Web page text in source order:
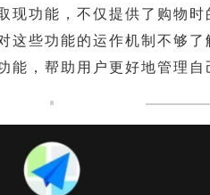
现功能，不仅提供了购物
这些功能的运作机制不够
，帮助用户更好地管理自